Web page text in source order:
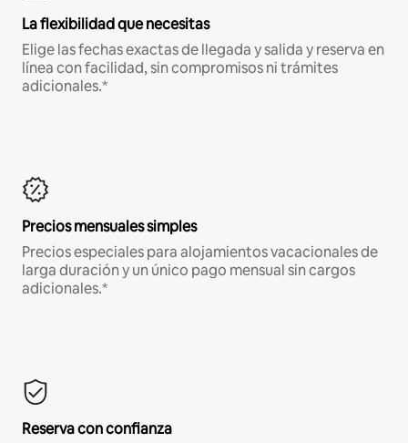
La flexibilidad que necesitas
Elige las fechas exactas de llegada y salida y reserva en
línea con facilidad, sin compromisos ni trámites
adicionales.*
Precios mensuales simples
Precios especiales para alojamientos vacacionales de
larga duración y un único pago mensual sin cargos
adicionales.*
Reserva con confianza